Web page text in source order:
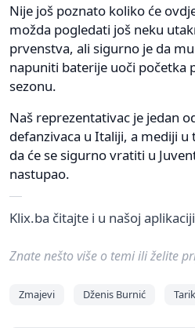
Nije još poznato koliko će
možda pogledati još neku
prvenstva, ali sigurno je da
napuniti baterije uoči početka
sezonu.
Naš reprezentativac je jedan
defanzivaca u Italiji, a mediji u
da će se sigurno vratiti u
nastupao.
Klix.ba čitajte i u našoj
Znate nešto više o temi ili želite
Zmajevi Dženis Burnić